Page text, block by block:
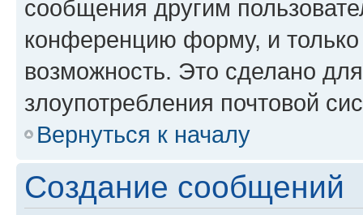
сообщения другим
конференцию форму, и
возможность. Это сделано
злоупотребления почтовой
Вернуться к началу
Создание сообщений